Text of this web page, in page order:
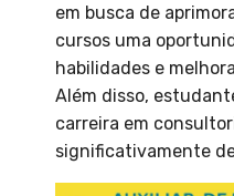
em busca de
cursos uma
habilidades e
Além disso,
carreira em
significativamente